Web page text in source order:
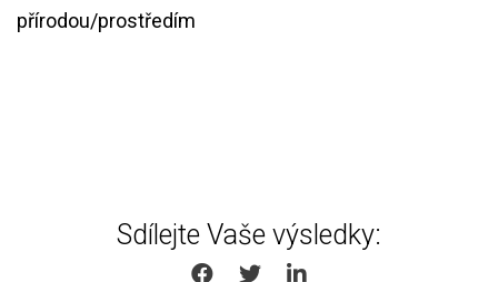
přírodou/prostředím
Sdílejte Vaše výsledky:
SHARE ON FACEBOOK
SHARE ON TWITTER
SHARE ON LINKEDIN